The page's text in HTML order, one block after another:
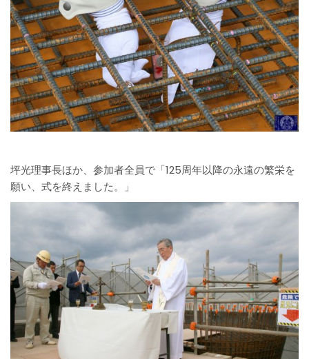
坪光理事長ほか、参加者全員で「125周年以降の永遠の繁栄を
願い、式を終えました。」